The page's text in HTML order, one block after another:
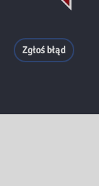
Zgłoś błąd